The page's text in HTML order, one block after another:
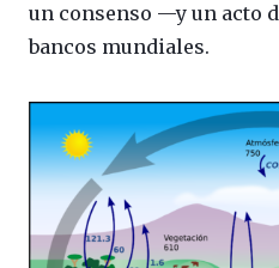
un consenso —y un acto
bancos mundiales.